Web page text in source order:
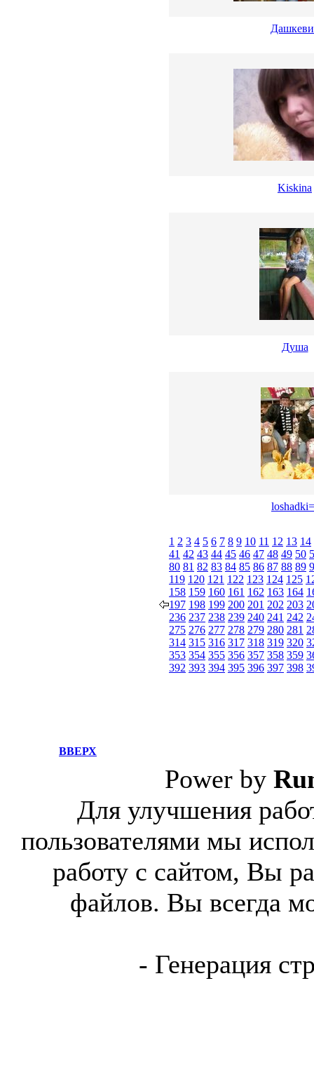
Kiskina
Душа
1 2 3 4 5 6 7 8 9 10 11 12 13 14
41 42 43 44 45 46 47 48 49 50
80 81 82 83 84 85 86 87 88 89
119 120 121 122 123 124 125
158 159 160 161 162 163 164
197 198 199 200 201 202 203
236 237 238 239 240 241 242
275 276 277 278 279 280 281
314 315 316 317 318 319 320
353 354 355 356 357 358 359
392 393 394 395 396 397 398
ВВЕРХ
Power by
Для улучшения
пользователями мы
работу с сайтом, Вы
файлов. Вы всегда
- Генерация